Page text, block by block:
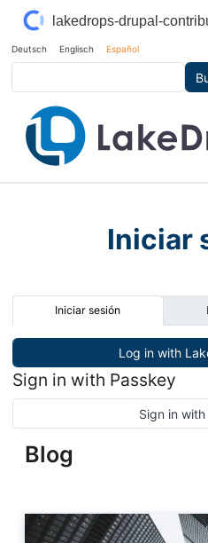
Pasar al contenido principal
lakedrops-drupal-
Deutsch Englisch Español
Iniciar
Solapas
Iniciar sesión
Sign in with Passkey
Blog